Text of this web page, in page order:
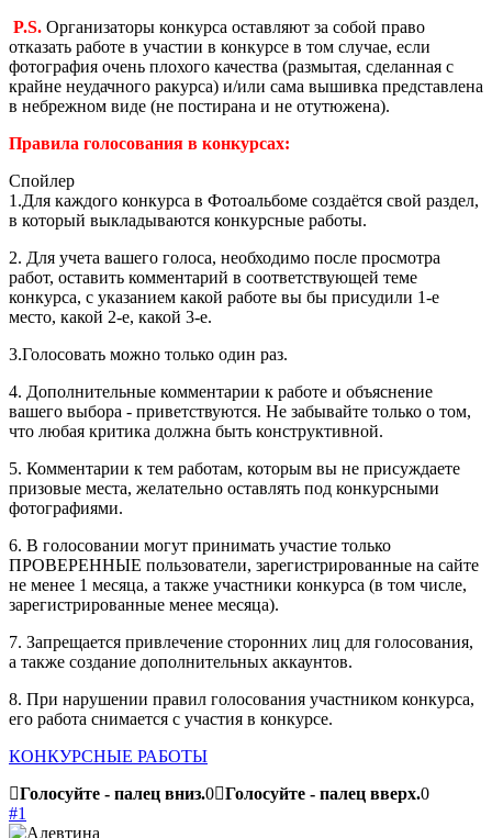
P.S. Организаторы конкурса оставляют за собой право
отказать работе в участии в конкурсе в том случае, если
фотография очень плохого качества (размытая, сделанная с
крайне неудачного ракурса) и/или сама вышивка представлена
в небрежном виде (не постирана и не отутюжена).
Правила голосования в конкурсах:
Спойлер
1.Для каждого конкурса в Фотоальбоме создаётся свой раздел,
в который выкладываются конкурсные работы.
2. Для учета вашего голоса, необходимо после просмотра
работ, оставить комментарий в соответствующей теме
конкурса, с указанием какой работе вы бы присудили 1-е
место, какой 2-е, какой 3-е.
3.Голосовать можно только один раз.
4. Дополнительные комментарии к работе и объяснение
вашего выбора - приветствуются. Не забывайте только о том,
что любая критика должна быть конструктивной.
5. Комментарии к тем работам, которым вы не присуждаете
призовые места, желательно оставлять под конкурсными
фотографиями.
6. В голосовании могут принимать участие только
ПРОВЕРЕННЫЕ пользователи, зарегистрированные на сайте
не менее 1 месяца, а также участники конкурса (в том числе,
зарегистрированные менее месяца).
7. Запрещается привлечение сторонних лиц для голосования,
а также создание дополнительных аккаунтов.
8. При нарушении правил голосования участником конкурса,
его работа снимается с участия в конкурсе.
КОНКУРСНЫЕ РАБОТЫ
Голосуйте - палец вниз.0 Голосуйте - палец вверх.0
#1